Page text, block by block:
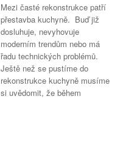
Mezi časté rekonstrukce patří
přestavba kuchyně. Buď již
dosluhuje, nevyhovuje
moderním trendům nebo má
řadu technických problémů.
Ještě než se pustíme do
rekonstrukce kuchyně musíme
si uvědomit, že během